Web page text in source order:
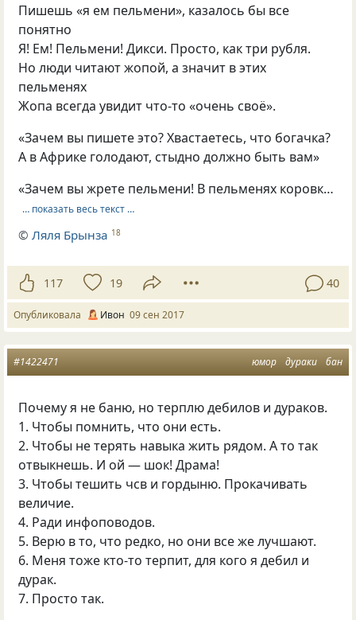
Пишешь «я ем пельмени», казалось бы все
понятно
Я! Ем! Пельмени! Дикси. Просто, как три рубля.
Но люди читают жопой, а значит в этих
пельменях
Жопа всегда увидит что-то «очень своё».
«Зачем вы пишете это? Хвастаетесь, что богачка?
А в Африке голодают, стыдно должно быть вам»
«Зачем вы жрете пельмени! В пельменях коровк…
… показать весь текст …
©Ляля Брынза 18
117 19 40
Опубликовала Ивон 09 сен 2017
юмор дураки бан
#1422471
Почему я не баню, но терплю дебилов и дураков.
1. Чтобы помнить, что они есть.
2. Чтобы не терять навыка жить рядом. А то так
отвыкнешь. И ой — шок! Драма!
3. Чтобы тешить чсв и гордыню. Прокачивать
величие.
4. Ради инфоповодов.
5. Верю в то, что редко, но они все же лучшают.
6. Меня тоже кто-то терпит, для кого я дебил и
дурак.
7. Просто так.